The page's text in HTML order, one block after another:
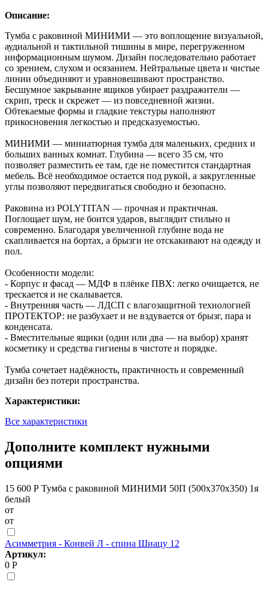
Описание:
Тумба с раковиной МИНИМИ — это воплощение визуальной,
аудиальной и тактильной тишины в мире, перегруженном
информационным шумом. Дизайн последовательно работает
со зрением, слухом и осязанием. Нейтральные цвета и чистые
линии объединяют и уравновешивают пространство.
Бесшумное закрывание ящиков убирает раздражители —
скрип, треск и скрежет — из повседневной жизни.
Обтекаемые формы и гладкие текстуры наполняют
прикосновения легкостью и предсказуемостью.
МИНИМИ — миниатюрная тумба для маленьких, средних и
больших ванных комнат. Глубина — всего 35 см, что
позволяет разместить ее там, где не поместится стандартная
мебель. Всё необходимое остается под рукой, а закругленные
углы позволяют передвигаться свободно и безопасно.
Раковина из POLYTITAN — прочная и практичная.
Поглощает шум, не боится ударов, выглядит стильно и
современно. Благодаря увеличенной глубине вода не
скапливается на бортах, а брызги не отскакивают на одежду и
пол.
Особенности модели:
- Корпус и фасад — МДФ в плёнке ПВХ: легко очищается, не
трескается и не скалывается.
- Внутренняя часть — ЛДСП с влагозащитной технологией
ПРОТЕКТОР: не разбухает и не вздувается от брызг, пара и
конденсата.
- Вместительные ящики (один или два — на выбор) хранят
косметику и средства гигиены в чистоте и порядке.
Тумба сочетает надёжность, практичность и современный
дизайн без потери пространства.
Характеристики:
Все характеристики
Дополните комплект нужными
опциями
15 600 Р Тумба с раковиной МИНИМИ 50П (500x370x350) 1я
белый
от
от
Асимметрия - Конвей Л - спина Шиацу 12
Артикул:
0 Р